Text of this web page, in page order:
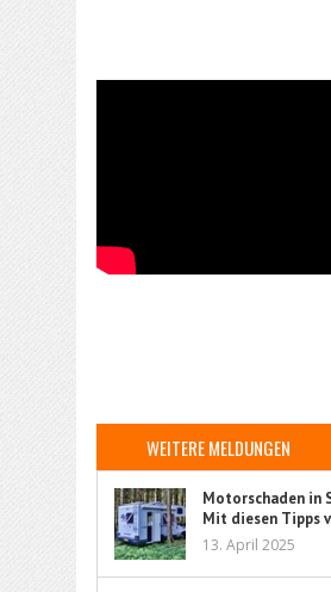
WEITERE MELDUNGEN
Motorschaden in
Mit diesen Tipps
Sie Ihr Auto
13. April 2025